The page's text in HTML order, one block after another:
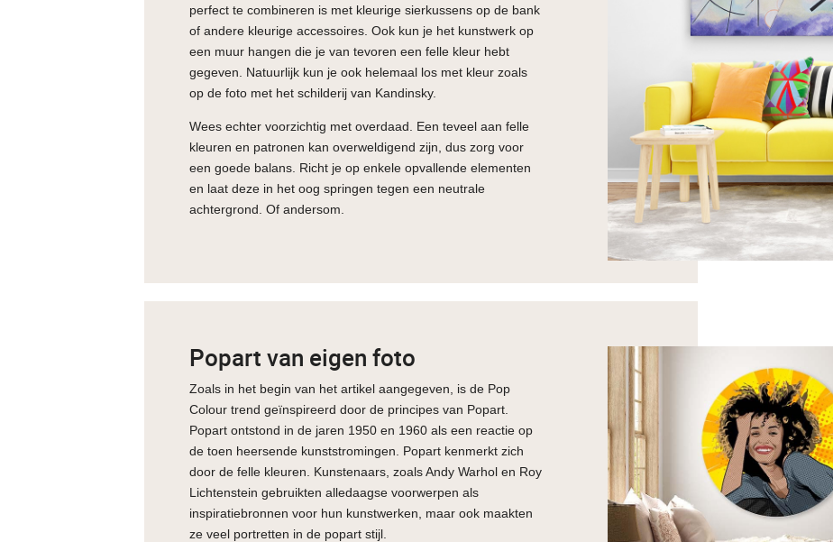
perfect te combineren is met kleurige sierkussens op de bank
of andere kleurige accessoires. Ook kun je het kunstwerk op
een muur hangen die je van tevoren een felle kleur hebt
gegeven. Natuurlijk kun je ook helemaal los met kleur zoals
op de foto met het schilderij van Kandinsky.
Wees echter voorzichtig met overdaad. Een teveel aan felle
kleuren en patronen kan overweldigend zijn, dus zorg voor
een goede balans. Richt je op enkele opvallende elementen
en laat deze in het oog springen tegen een neutrale
achtergrond. Of andersom.
Popart van eigen foto
Zoals in het begin van het artikel aangegeven, is de Pop
Colour trend geïnspireerd door de principes van Popart.
Popart ontstond in de jaren 1950 en 1960 als een reactie op
de toen heersende kunststromingen. Popart kenmerkt zich
door de felle kleuren. Kunstenaars, zoals Andy Warhol en Roy
Lichtenstein gebruikten alledaagse voorwerpen als
inspiratiebronnen voor hun kunstwerken, maar ook maakten
ze veel portretten in de popart stijl.